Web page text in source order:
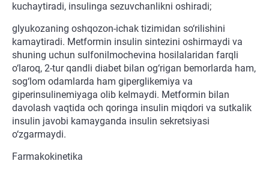
kuchaytiradi, insulinga sezuvchanlikni oshiradi;
glyukozaning oshqozon-ichak tizimidan so‘rilishini
kamaytiradi. Metformin insulin sintezini oshirmaydi va
shuning uchun sulfonilmochevina hosilalaridan farqli
o‘laroq, 2-tur qandli diabet bilan og‘rigan bemorlarda ham,
sog‘lom odamlarda ham giperglikemiya va
giperinsulinemiyaga olib kelmaydi. Metformin bilan
davolash vaqtida och qoringa insulin miqdori va sutkalik
insulin javobi kamayganda insulin sekretsiyasi
o‘zgarmaydi.
Farmakokinetika